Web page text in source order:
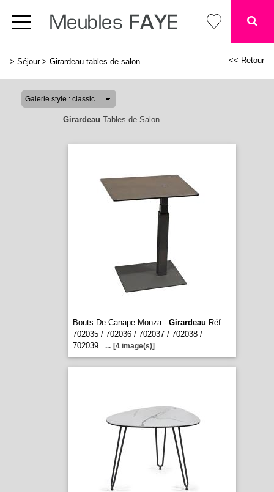
> Séjour> Girardeau tables de salon << Retour
Girardeau Tables de Salon
Bouts De Canape Monza - Girardeau Réf.
702035 / 702036 / 702037 / 702038 /
702039
... [4 image(s)]